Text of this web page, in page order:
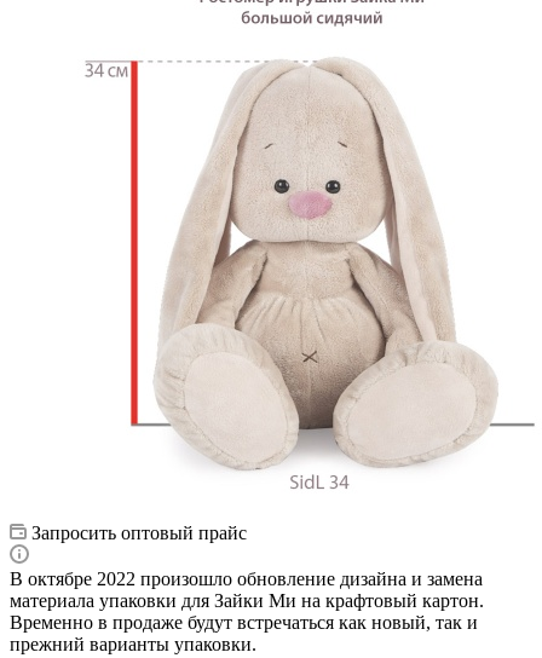
Запросить оптовый прайс
В октябре 2022 произошло обновление дизайна и замена
материала упаковки для Зайки Ми на крафтовый картон.
Временно в продаже будут встречаться как новый, так и
прежний варианты упаковки.